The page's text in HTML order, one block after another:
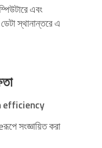
এবং
স্থানান্তরে এ
efficiency
সংজ্ঞায়িত করা